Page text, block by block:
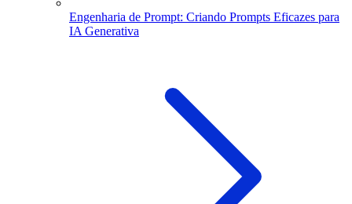
Engenharia de Prompt: Criando Prompts Eficazes para
IA Generativa